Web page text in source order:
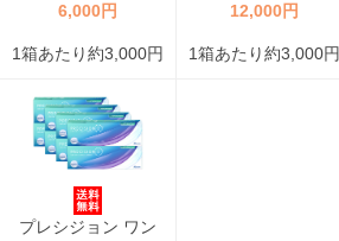
6,000円
1箱あたり約3,000円
12,000円
1箱あたり約3,000円
プレシジョン ワン